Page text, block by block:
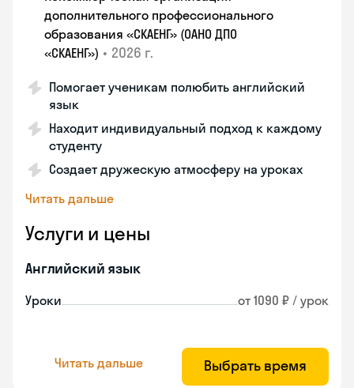
дополнительного профессионального
образования «СКАЕНГ» (ОАНО ДПО
«СКАЕНГ») • 2026 г.
Помогает ученикам полюбить английский
язык
Находит индивидуальный подход к каждому
студенту
Создает дружескую атмосферу на уроках
Читать дальше
Услуги и цены
Английский язык
Уроки от 1090 ₽ / урок
Читать дальше Выбрать время